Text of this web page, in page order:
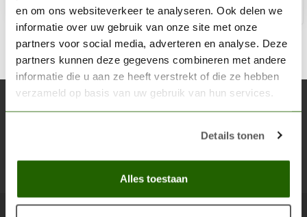
en om ons websiteverkeer te analyseren. Ook delen we
informatie over uw gebruik van onze site met onze
partners voor social media, adverteren en analyse. Deze
partners kunnen deze gegevens combineren met andere
informatie die u aan ze heeft verstrekt of die ze hebben
verzameld op basis van uw gebruik van hun services.
Details tonen
Alles toestaan
Abonneer je op onze nieuwsbrief